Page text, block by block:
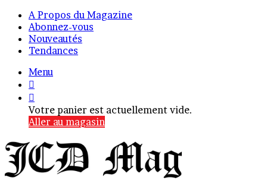
A Propos du Magazine
Abonnez-vous
Nouveautés
Tendances
Menu
votre
panier
Votre panier est actuellement vide.
Aller au magasin